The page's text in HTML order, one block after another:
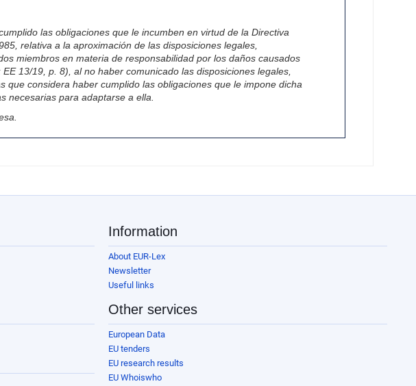
las obligaciones que le incumben en virtud de la Directiva
relativa a la aproximación de las disposiciones legales,
miembros en materia de responsabilidad por los daños causados
13/19, p. 8), al no haber comunicado las disposiciones legales,
que considera haber cumplido las obligaciones que le impone dicha
necesarias para adaptarse a ella.
Information
About EUR-Lex
Newsletter
Useful links
Other services
European Data
EU tenders
EU research results
EU Whoiswho